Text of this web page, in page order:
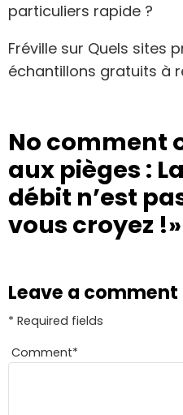
particuliers rapide ?
Fréville sur Quels sites
échantillons gratuits à
No comment
aux pièges :
débit n’est
vous croyez !»
Leave a comment
* Required fields
Comment*